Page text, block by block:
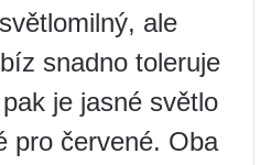
ale
snadno toleruje
je jasné světlo
pro červené. Oba